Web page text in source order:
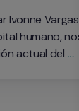
Ivonne
humano,
actual del